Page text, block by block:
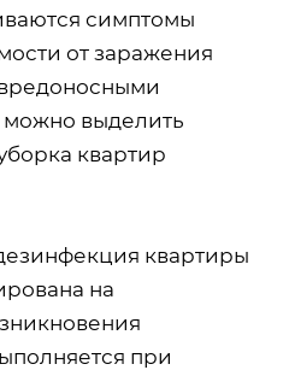
симптомы
от заражения
выделить
квартир
квартиры
на
при